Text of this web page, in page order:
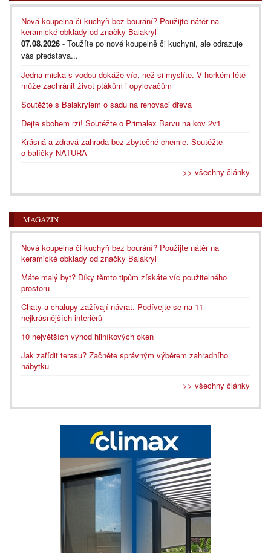
Nová koupelna či kuchyň bez bourání? Použijte nátěr na
keramické obklady od značky Balakryl
07.08.2026 - Toužíte po nové koupelně či kuchyni, ale odrazuje
vás představa...
Jedna miska s vodou dokáže víc, než si myslíte. V horkém létě
může zachránit život ptákům i opylovačům
Soutěžte s Balakrylem o sadu na renovaci dřeva
Dejte sbohem rzi! Soutěžte o Primalex Barvu na kov 2v1
Krásná a zdravá zahrada bez zbytečné chemie. Soutěžte
o balíčky NATURA
>> všechny články
MAGAZÍN
Nová koupelna či kuchyň bez bourání? Použijte nátěr na
keramické obklady od značky Balakryl
Máte malý byt? Díky těmto tipům získáte víc použitelného
prostoru
Chaty a chalupy zažívají návrat. Podívejte se na 11
nejkrásnějších interiérů
10 největších výhod hliníkových oken
Jak zařídit terasu? Začněte správným výběrem zahradního
nábytku
>> všechny články